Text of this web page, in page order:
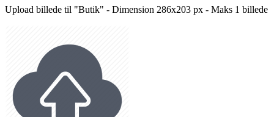
Upload billede til "Butik" - Dimension 286x203 px - Maks 1 billede